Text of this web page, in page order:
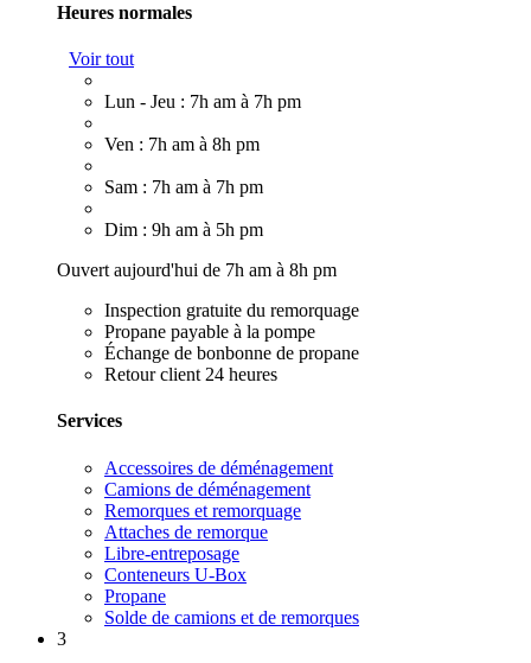
Heures normales
Voir tout
Lun - Jeu : 7h am à 7h pm
Ven : 7h am à 8h pm
Sam : 7h am à 7h pm
Dim : 9h am à 5h pm
Ouvert aujourd'hui de 7h am à 8h pm
Inspection gratuite du remorquage
Propane payable à la pompe
Échange de bonbonne de propane
Retour client 24 heures
Services
Accessoires de déménagement
Camions de déménagement
Remorques et remorquage
Attaches de remorque
Libre-entreposage
Conteneurs U-Box
Propane
Solde de camions et de remorques
3